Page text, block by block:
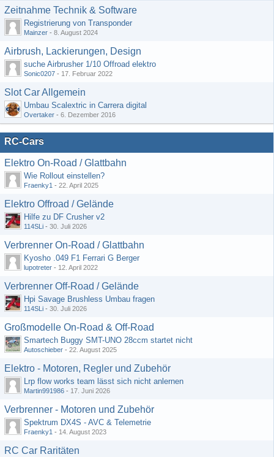
Zeitnahme Technik & Software
Registrierung von Transponder
Mainzer - 8. August 2024
Airbrush, Lackierungen, Design
suche Airbrusher 1/10 Offroad elektro
Sonic0207 - 17. Februar 2022
Slot Car Allgemein
Umbau Scalextric in Carrera digital
Overtaker - 6. Dezember 2016
RC-Cars
Elektro On-Road / Glattbahn
Wie Rollout einstellen?
Fraenky1 - 22. April 2025
Elektro Offroad / Gelände
Hilfe zu DF Crusher v2
114SLi - 30. Juli 2026
Verbrenner On-Road / Glattbahn
Kyosho .049 F1 Ferrari G Berger
lupotreter - 12. April 2022
Verbrenner Off-Road / Gelände
Hpi Savage Brushless Umbau fragen
114SLi - 30. Juli 2026
Großmodelle On-Road & Off-Road
Smartech Buggy SMT-UNO 28ccm startet nicht
Autoschieber - 22. August 2025
Elektro - Motoren, Regler und Zubehör
Lrp flow works team lässt sich nicht anlernen
Martin991986 - 17. Juni 2026
Verbrenner - Motoren und Zubehör
Spektrum DX4S - AVC & Telemetrie
Fraenky1 - 14. August 2023
RC Car Raritäten